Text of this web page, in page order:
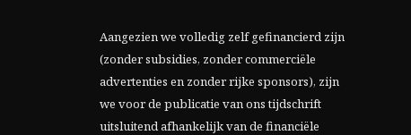
Aangezien we volledig zelf gefinancierd zijn
(zonder subsidies, zonder commerciële
advertenties en zonder rijke sponsors), zijn
we voor de publicatie van ons tijdschrift
uitsluitend afhankelijk van de financiële